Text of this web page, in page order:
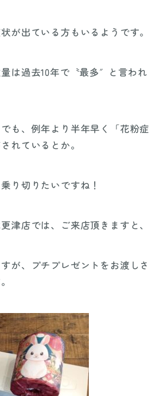
が出ている方もいるようです。
は過去10年で〝最多″と言われ
も、例年より半年早く「花粉症
れているとか。
り切りたいですね！
津店では、ご来店頂きますと、
が、プチプレゼントをお渡しさ